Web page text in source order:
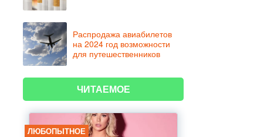
Распродажа авиабилетов
на 2024 год возможности
для путешественников
ЧИТАЕМОЕ
ЛЮБОПЫТНОЕ